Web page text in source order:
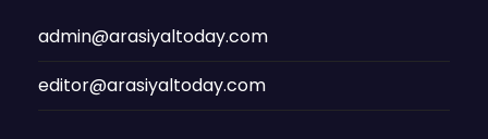
admin@arasiyaltoday.com
editor@arasiyaltoday.com